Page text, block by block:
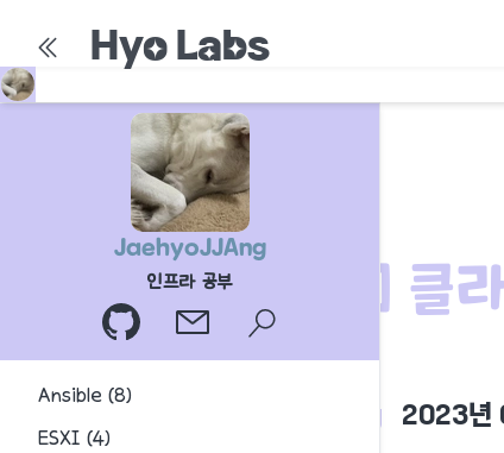
Hyo Labs
JaehyoJJAng
인프라 공부
Ansible (8)
ESXI (4)
[Linux] 클
fdisk
JaehyoJJAng 2023년